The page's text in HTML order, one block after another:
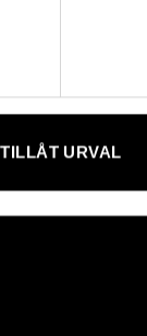
TILLÅT URVAL